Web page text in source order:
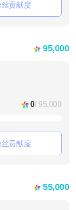
丝贡献度
95,000
0/ 95,000
丝贡献度
55,000